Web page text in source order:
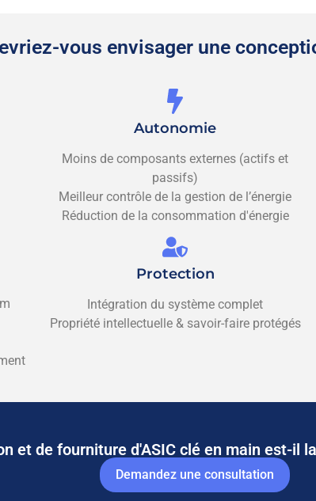
vous envisager une
Autonomie
Moins de composants externes (actifs et
passifs)
Meilleur contrôle de la gestion de l’énergie
Réduction de la consommation d'énergie
Protection
Intégration du système complet
Propriété intellectuelle & savoir-faire protégés
et de fourniture d'ASIC clé en main est-il
Demandez une consultation